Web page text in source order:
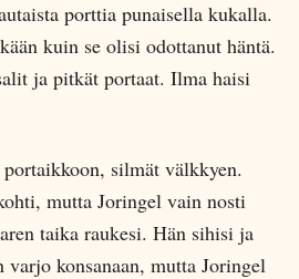
porttia punaisella kukalla.
kuin se olisi odottanut häntä.
ja pitkät portaat. Ilma haisi
silmät välkkyen.
mutta Joringel vain nosti
taika raukesi. Hän sihisi ja
konsanaan, mutta Joringel